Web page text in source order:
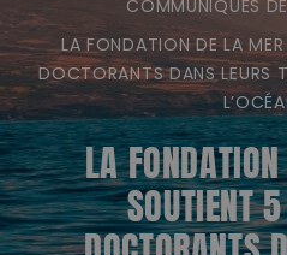
COMMUNIQUÉS
LA FONDATION DE LA
DOCTORANTS DANS LEURS
LA
SOUTIENT